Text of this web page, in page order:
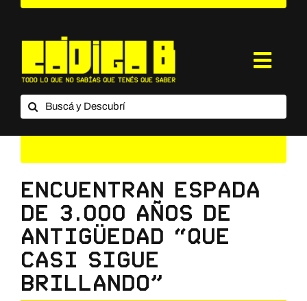
Saltar
¿Qué es Código B?
Contacto
Buscar:
Encuentran espada
de 3.000 años de
antigüedad “que
casi sigue
brillando”